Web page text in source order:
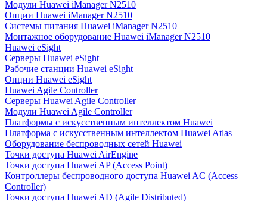
Модули Huawei iManager N2510
Опции Huawei iManager N2510
Системы питания Huawei iManager N2510
Монтажное оборудование Huawei iManager N2510
Huawei eSight
Серверы Huawei eSight
Рабочие станции Huawei eSight
Опции Huawei eSight
Huawei Agile Controller
Серверы Huawei Agile Controller
Модули Huawei Agile Controller
Платформы с искусственным интеллектом Huawei
Платформа с искусственным интеллектом Huawei Atlas
Оборудование беспроводных сетей Huawei
Точки доступа Huawei AirEngine
Точки доступа Huawei AP (Access Point)
Контроллеры беспроводного доступа Huawei AC (Access
Controller)
Точки доступа Huawei AD (Agile Distributed)